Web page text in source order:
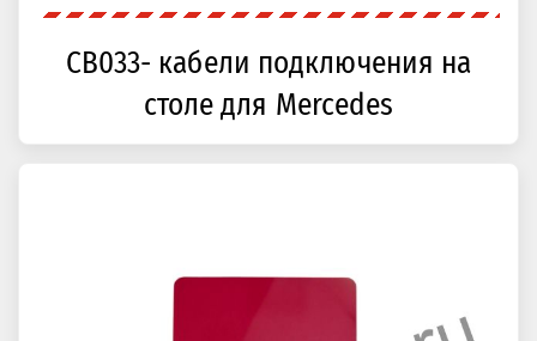
CB033- кабели подключения на
столе для Mercedes